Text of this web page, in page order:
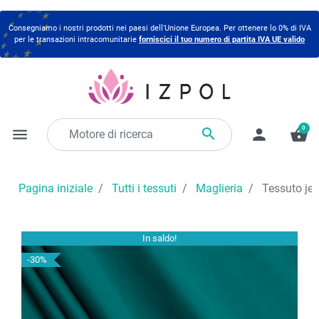
Consegniamo i nostri prodotti nei paesi dell'Unione Europea. Per ottenere lo 0% di IVA
per le transazioni intracomunitarie forniscici il tuo numero di partita IVA UE valido
menu  person shopping_basket
0
Pagina iniziale Tutti i tessuti Maglieria Tessuto
In saldo!
-30%